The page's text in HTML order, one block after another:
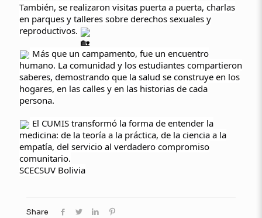
También, se realizaron visitas puerta a puerta, charlas
en parques y talleres sobre derechos sexuales y
reproductivos.
Más que un campamento, fue un encuentro
humano. La comunidad y los estudiantes compartieron
saberes, demostrando que la salud se construye en los
hogares, en las calles y en las historias de cada
persona.
El CUMIS transformó la forma de entender la
medicina: de la teoría a la práctica, de la ciencia a la
empatía, del servicio al verdadero compromiso
comunitario.
SCECSUV Bolivia
Share